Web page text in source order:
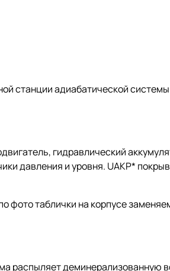
станции адиабатической
гидравлический
давления и уровня. UAKP*
фото таблички на корпусе
распыляет деминерализованную